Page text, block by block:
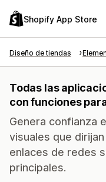
Shopify App Store
Diseño de tiendas
Todas las
con funciones
Genera confianza
visuales que
enlaces de redes
principales.